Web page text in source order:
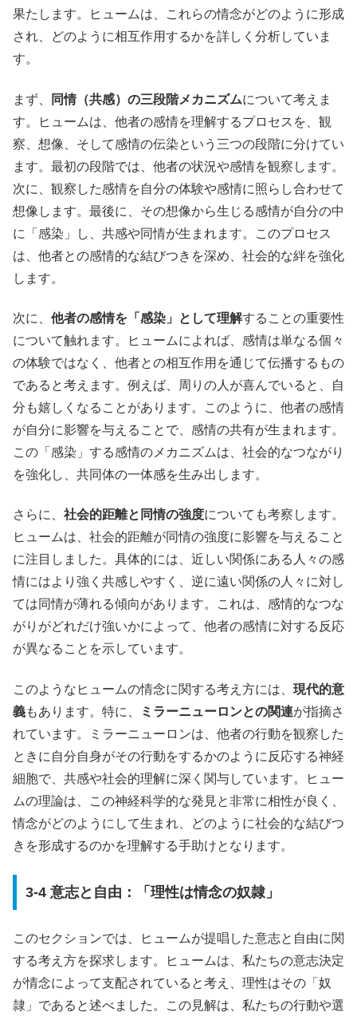
果たします。ヒュームは、これらの情念がどのように形成
され、どのように相互作用するかを詳しく分析していま
す。
まず、 同情（共感）の三段階メカニズムについて考えま
す。ヒュームは、他者の感情を理解するプロセスを、観
察、想像、そして感情の伝染という三つの段階に分けてい
ます。最初の段階では、他者の状況や感情を観察します。
次に、観察した感情を自分の体験や感情に照らし合わせて
想像します。最後に、その想像から生じる感情が自分の中
に「感染」し、共感や同情が生まれます。このプロセス
は、他者との感情的な結びつきを深め、社会的な絆を強化
します。
次に、 他者の感情を「感染」として理解することの重要性
について触れます。ヒュームによれば、感情は単なる個々
の体験ではなく、他者との相互作用を通じて伝播するもの
であると考えます。例えば、周りの人が喜んでいると、自
分も嬉しくなることがあります。このように、他者の感情
が自分に影響を与えることで、感情の共有が生まれます。
この「感染」する感情のメカニズムは、社会的なつながり
を強化し、共同体の一体感を生み出します。
さらに、 社会的距離と同情の強度についても考察します。
ヒュームは、社会的距離が同情の強度に影響を与えること
に注目しました。具体的には、近しい関係にある人々の感
情にはより強く共感しやすく、逆に遠い関係の人々に対し
ては同情が薄れる傾向があります。これは、感情的なつな
がりがどれだけ強いかによって、他者の感情に対する反応
が異なることを示しています。
このようなヒュームの情念に関する考え方には、 現代的意
義もあります。特に、 ミラーニューロンとの関連が指摘さ
れています。ミラーニューロンは、他者の行動を観察した
ときに自分自身がその行動をするかのように反応する神経
細胞で、共感や社会的理解に深く関与しています。ヒュー
ムの理論は、この神経科学的な発見と非常に相性が良く、
情念がどのようにして生まれ、どのように社会的な結びつ
きを形成するのかを理解する手助けとなります。
3-4 意志と自由：「理性は情念の奴隷」
このセクションでは、ヒュームが提唱した意志と自由に関
する考え方を探求します。ヒュームは、私たちの意志決定
が情念によって支配されていると考え、理性はその「奴
隷」であると述べました。この見解は、私たちの行動や選